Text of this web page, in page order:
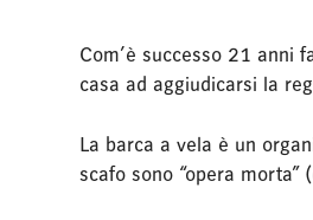
Com’è successo 21 anni
casa ad aggiudicarsi la
La barca a vela è un
scafo sono “opera